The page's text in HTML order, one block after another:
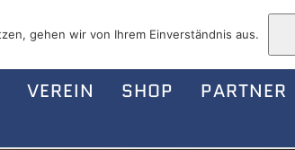
VEREIN SHOP PARTNER
gehen wir von Ihrem Einverständnis aus.